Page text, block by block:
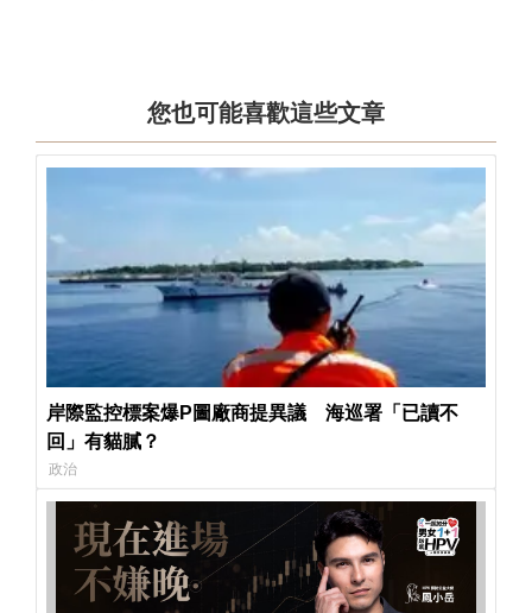
您也可能喜歡這些文章
岸際監控標案爆P圖廠商提異議 海巡署「已讀不
回」有貓膩？
政治